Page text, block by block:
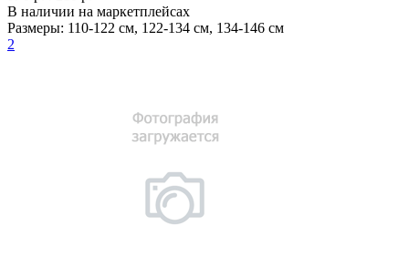
В наличии на маркетплейсах
Размеры: 110-122 см, 122-134 см, 134-146 см
2